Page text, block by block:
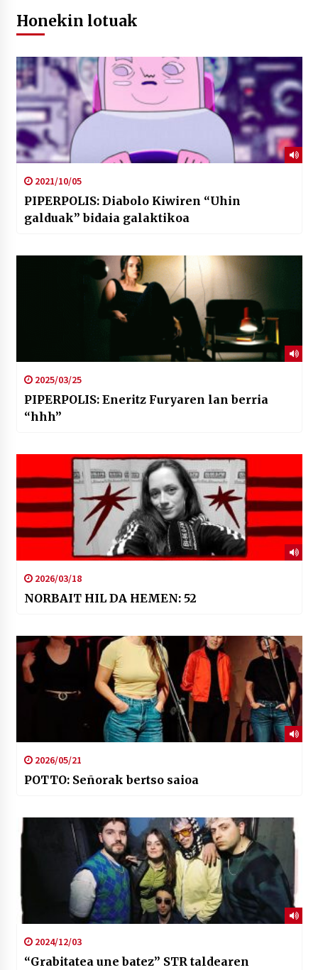
Honekin lotuak
2021/10/05
PIPERPOLIS: Diabolo Kiwiren “Uhin
galduak” bidaia galaktikoa
2025/03/25
PIPERPOLIS: Eneritz Furyaren lan berria
“hhh”
2026/03/18
NORBAIT HIL DA HEMEN: 52
2026/05/21
POTTO: Señorak bertso saioa
2024/12/03
“Grabitatea une batez” STR taldearen